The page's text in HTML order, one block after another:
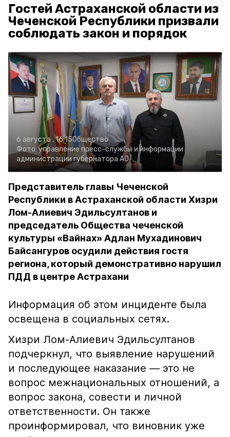
Гостей Астраханской области из
Чеченской Республики призвали
соблюдать закон и порядок
6 августа , 16:15Общество
Фото: управление пресс-службы и информации
администрации губернатора АО
Представитель главы Чеченской
Республики в Астраханской области Хизри
Лом-Алиевич Эдильсултанов и
председатель Общества чеченской
культуры «Вайнах» Адлан Мухадинович
Байсангуров осудили действия гостя
региона, который демонстративно нарушил
ПДД в центре Астрахани
Информация об этом инциденте была
освещена в социальных сетях.
Хизри Лом-Алиевич Эдильсултанов
подчеркнул, что выявление нарушений
и последующее наказание — это не
вопрос межнациональных отношений, а
вопрос закона, совести и личной
ответственности. Он также
проинформировал, что виновник уже